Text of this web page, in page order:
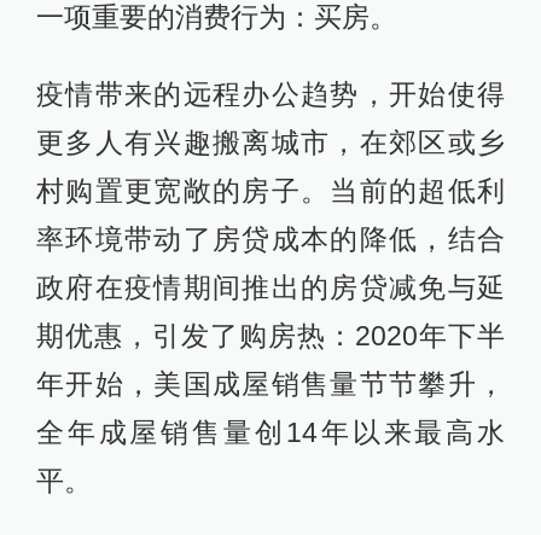
一项重要的消费行为：买房。
疫情带来的远程办公趋势，开始使得
更多人有兴趣搬离城市，在郊区或乡
村购置更宽敞的房子。当前的超低利
率环境带动了房贷成本的降低，结合
政府在疫情期间推出的房贷减免与延
期优惠，引发了购房热：2020年下半
年开始，美国成屋销售量节节攀升，
全年成屋销售量创14年以来最高水
平。